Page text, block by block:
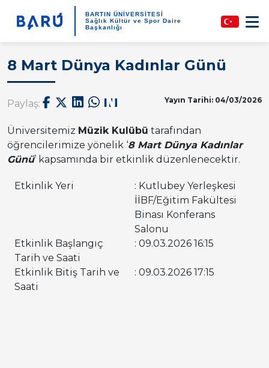
BARTIN ÜNİVERSİTESİ
Sağlık Kültür ve Spor Daire
Başkanlığı
8 Mart Dünya Kadınlar Günü
Paylaş: Yayın Tarihi: 04/03/2026
Üniversitemiz Müzik Kulübü tarafından
öğrencilerimize yönelik ‘8 Mart Dünya Kadınlar
Günü’ kapsamında bir etkinlik düzenlenecektir.
Etkinlik Yeri
: Kutlubey Yerleşkesi
İİBF/Eğitim Fakültesi
Binası Konferans
Salonu
Etkinlik Başlangıç
Tarih ve Saati
: 09.03.2026 16:15
Etkinlik Bitiş Tarih ve
Saati
: 09.03.2026 17:15